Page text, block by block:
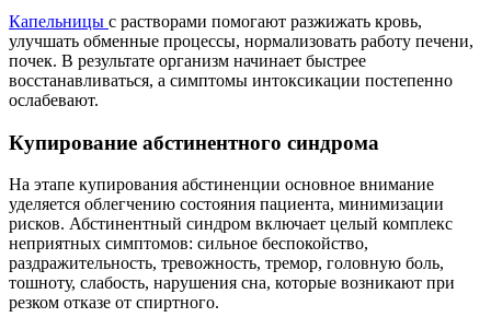
Капельницы с растворами помогают разжижать кровь,
улучшать обменные процессы, нормализовать работу печени,
почек. В результате организм начинает быстрее
восстанавливаться, а симптомы интоксикации постепенно
ослабевают.
Купирование абстинентного синдрома
На этапе купирования абстиненции основное внимание
уделяется облегчению состояния пациента, минимизации
рисков. Абстинентный синдром включает целый комплекс
неприятных симптомов: сильное беспокойство,
раздражительность, тревожность, тремор, головную боль,
тошноту, слабость, нарушения сна, которые возникают при
резком отказе от спиртного.